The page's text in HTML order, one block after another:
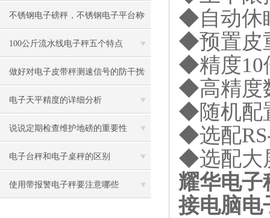
法
不锈钢电子磅秤，不锈钢电子平台称
100公斤流水线电子秤五个特点
做好对电子皮带秤测速信号的防干扰
工作
电子天平精度的详细分析
说说定期检查维护地磅的重要性
电子台秤和电子桌秤的区别
使用带报警电子秤要注意哪些
◆自动休
◆预置皮
◆精度10
◆高精度
◆随机配
◆选配
◆选配大
耀华电子
接电脑电